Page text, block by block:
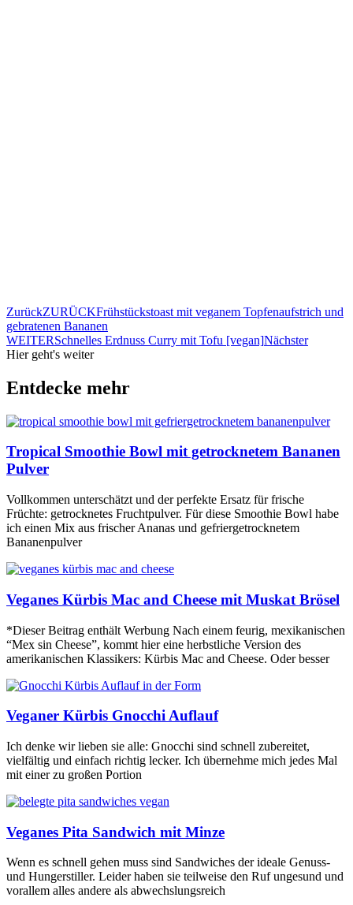
ZurückZURÜCKFrühstückstoast mit veganem Topfenaufstrich und
gebratenen Bananen
WEITERSchnelles Erdnuss Curry mit Tofu [vegan]Nächster
Hier geht's weiter
Entdecke mehr
Tropical Smoothie Bowl mit getrocknetem Bananen
Pulver
Vollkommen unterschätzt und der perfekte Ersatz für frische
Früchte: getrocknetes Fruchtpulver. Für diese Smoothie Bowl habe
ich einen Mix aus frischer Ananas und gefriergetrocknetem
Bananenpulver
Veganes Kürbis Mac and Cheese mit Muskat Brösel
*Dieser Beitrag enthält Werbung Nach einem feurig, mexikanischen
“Mex sin Cheese”, kommt hier eine herbstliche Version des
amerikanischen Klassikers: Kürbis Mac and Cheese. Oder besser
Veganer Kürbis Gnocchi Auflauf
Ich denke wir lieben sie alle: Gnocchi sind schnell zubereitet,
vielfältig und einfach richtig lecker. Ich übernehme mich jedes Mal
mit einer zu großen Portion
Veganes Pita Sandwich mit Minze
Wenn es schnell gehen muss sind Sandwiches der ideale Genuss-
und Hungerstiller. Leider haben sie teilweise den Ruf ungesund und
vorallem alles andere als abwechslungsreich